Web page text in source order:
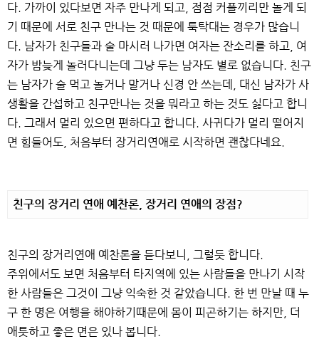
다. 가까이 있다보면 자주 만나게 되고, 점점 커플끼리만 놀게 되
기 때문에 서로 친구 만나는 것 때문에 툭탁대는 경우가 많습니
다. 남자가 친구들과 술 마시러 나가면 여자는 잔소리를 하고, 여
자가 밤늦게 놀러다니는데 그냥 두는 남자도 별로 없습니다. 친구
는 남자가 술 먹고 놀거나 말거나 신경 안 쓰는데, 대신 남자가 사
생활을 간섭하고 친구만나는 것을 뭐라고 하는 것도 싫다고 합니
다. 그래서 멀리 있으면 편하다고 합니다. 사귀다가 멀리 떨어지
면 힘들어도, 처음부터 장거리연애로 시작하면 괜찮다네요.
친구의 장거리 연애 예찬론, 장거리 연애의 장점?
친구의 장거리연애 예찬론을 듣다보니, 그럴듯 합니다.
주위에서도 보면 처음부터 타지역에 있는 사람들을 만나기 시작
한 사람들은 그것이 그냥 익숙한 것 같았습니다. 한 번 만날 때 누
구 한 명은 여행을 해야하기때문에 몸이 피곤하기는 하지만, 더
애틋하고 좋은 면은 있나 봅니다.